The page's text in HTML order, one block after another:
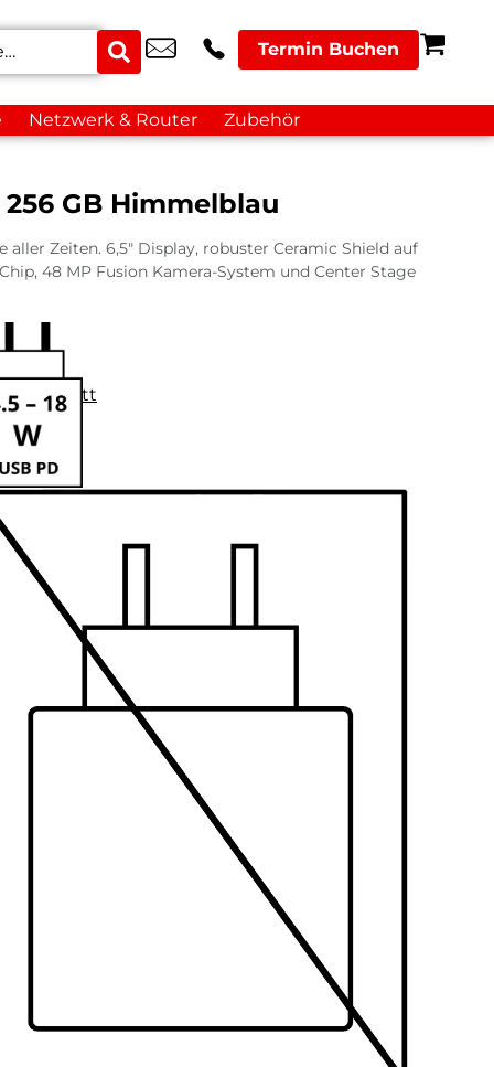
Termin Buchen
Netzwerk & Router Zubehör
GB Himmelblau
aller Zeiten. 6,5″ Display, robuster Ceramic Shield auf
48 MP Fusion Kamera-System und Center Stage